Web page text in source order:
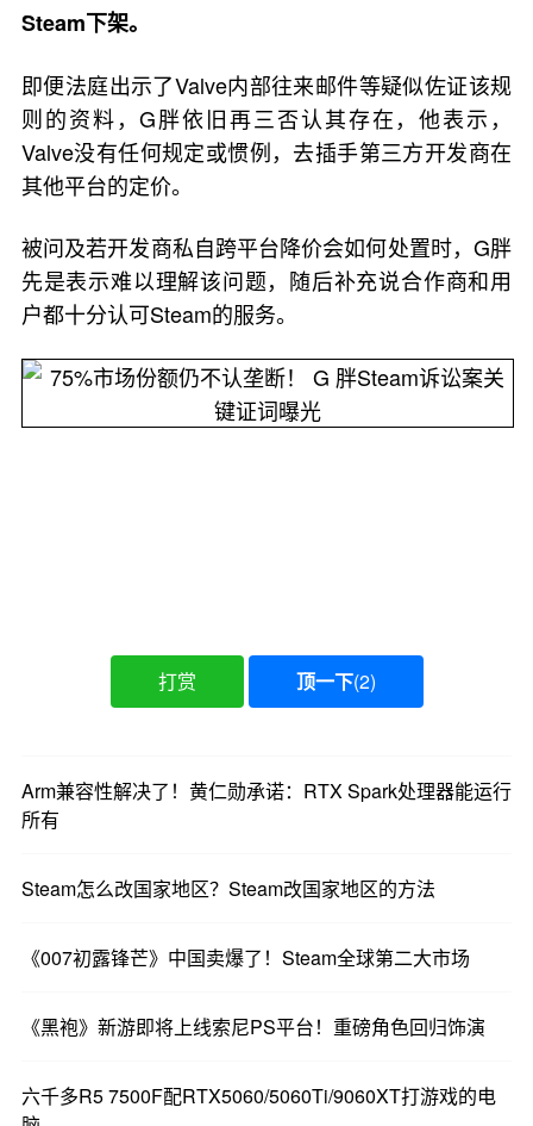
Steam下架。
即便法庭出示了Valve内部往来邮件等疑似佐证该规
则的资料，G胖依旧再三否认其存在，他表示，
Valve没有任何规定或惯例，去插手第三方开发商在
其他平台的定价。
被问及若开发商私自跨平台降价会如何处置时，G胖
先是表示难以理解该问题，随后补充说合作商和用
户都十分认可Steam的服务。
打赏 顶一下(2)
Arm兼容性解决了！黄仁勋承诺：RTX Spark处理器能运行
所有
Steam怎么改国家地区？Steam改国家地区的方法
《007初露锋芒》中国卖爆了！Steam全球第二大市场
《黑袍》新游即将上线索尼PS平台！重磅角色回归饰演
六千多R5 7500F配RTX5060/5060Ti/9060XT打游戏的电